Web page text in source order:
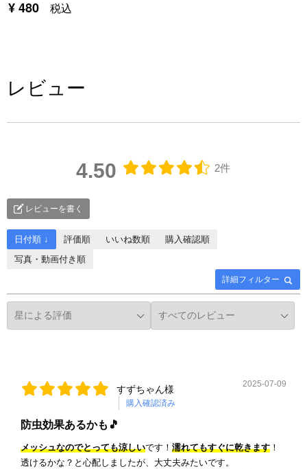
¥ 480 税込
レビュー
4.50 2件
レビューを書く
詳細フィルター
日付順 ↓ 評価順 いいね数順
購入確認順
写真・動画付き順
すずちゃん様
購入確認済み
2025-07-09
防虫効果あるかも🎵
メッシュなのでとっても涼しいです！ 濡れてもすぐに乾きます ！
透けるかな？と心配しましたが、大丈夫みたいです。